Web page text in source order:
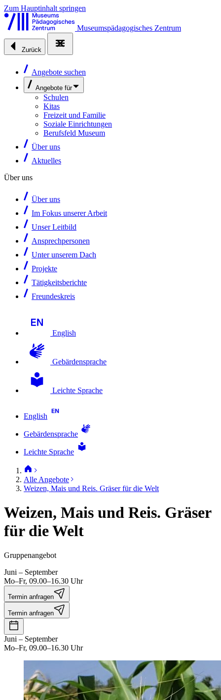
Zum Hauptinhalt springen
Museumspädagogisches Zentrum
Zurück
Angebote suchen
Angebote für
Schulen
Kitas
Freizeit und Familie
Soziale Einrichtungen
Berufsfeld Museum
Über uns
Aktuelles
Über uns
Über uns
Im Fokus unserer Arbeit
Unser Leitbild
Ansprechpersonen
Unter unserem Dach
Projekte
Tätigkeitsberichte
Freundeskreis
English
Gebärdensprache
Leichte Sprache
English
Gebärdensprache
Leichte Sprache
Alle Angebote
Weizen, Mais und Reis. Gräser für die Welt
Weizen, Mais und Reis. Gräser
für die Welt
Gruppenangebot
Juni – September
Mo–Fr, 09.00–16.30 Uhr
Termin anfragen
Termin anfragen
Juni – September
Mo–Fr, 09.00–16.30 Uhr